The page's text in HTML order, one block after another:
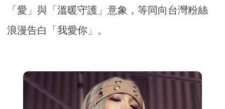
「愛」與「溫暖守護」意象，等同向台灣粉絲
浪漫告白「我愛你」。